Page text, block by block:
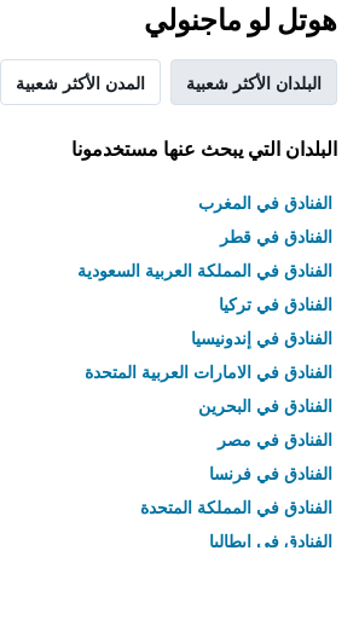
هوتل لو ماجنولي
البلدان الأكثر شعبية المدن الأكثر شعبية
البلدان التي يبحث عنها مستخدمونا
الفنادق في المغرب
الفنادق في قطر
الفنادق في المملكة العربية السعودية
الفنادق في تركيا
الفنادق في إندونيسيا
الفنادق في الامارات العربية المتحدة
الفنادق في البحرين
الفنادق في مصر
الفنادق في فرنسا
الفنادق في المملكة المتحدة
الفنادق في إيطاليا